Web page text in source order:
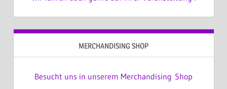
MERCHANDISING SHOP
Besucht uns in unserem Merchandising Shop